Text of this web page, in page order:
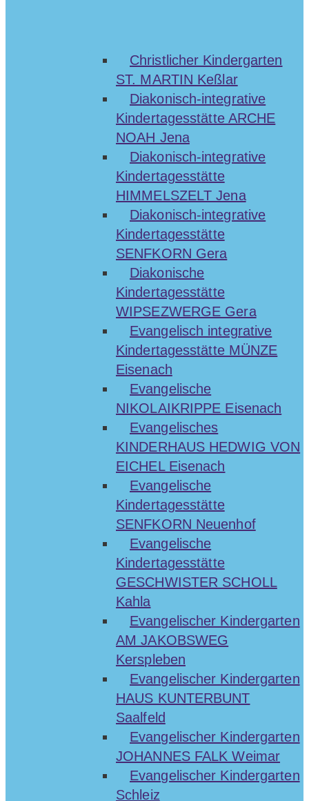
Christlicher Kindergarten
ST. MARTIN Keßlar
Diakonisch-integrative
Kindertagesstätte ARCHE
NOAH Jena
Diakonisch-integrative
Kindertagesstätte
HIMMELSZELT Jena
Diakonisch-integrative
Kindertagesstätte
SENFKORN Gera
Diakonische
Kindertagesstätte
WIPSEZWERGE Gera
Evangelisch integrative
Kindertagesstätte MÜNZE
Eisenach
Evangelische
NIKOLAIKRIPPE Eisenach
Evangelisches
KINDERHAUS HEDWIG VON
EICHEL Eisenach
Evangelische
Kindertagesstätte
SENFKORN Neuenhof
Evangelische
Kindertagesstätte
GESCHWISTER SCHOLL
Kahla
Evangelischer Kindergarten
AM JAKOBSWEG
Kerspleben
Evangelischer Kindergarten
HAUS KUNTERBUNT
Saalfeld
Evangelischer Kindergarten
JOHANNES FALK Weimar
Evangelischer Kindergarten
Schleiz